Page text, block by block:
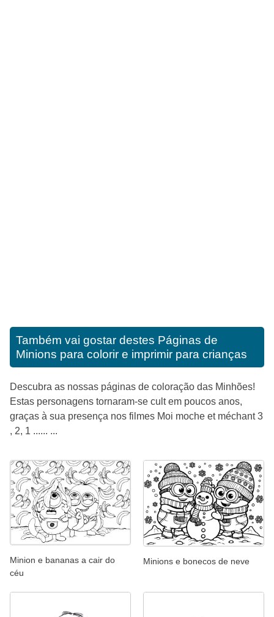
Também vai gostar destes Páginas de
Minions para colorir e imprimir para crianças
Descubra as nossas páginas de coloração das Minhões!
Estas personagens tornaram-se cult em poucos anos,
graças à sua presença nos filmes Moi moche et méchant 3
, 2, 1 ...... ...
Minion e bananas a cair do
céu
Minions e bonecos de neve